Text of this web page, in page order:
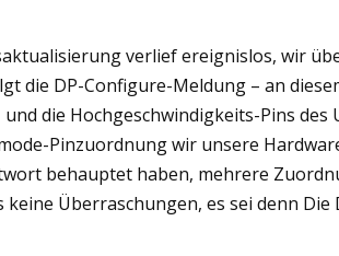
verlief ereignislos, wir
die DP-Configure-Meldung – an
die Hochgeschwindigkeits-Pins des
Pinzuordnung wir unsere
behauptet haben, mehrere
Überraschungen, es sei denn